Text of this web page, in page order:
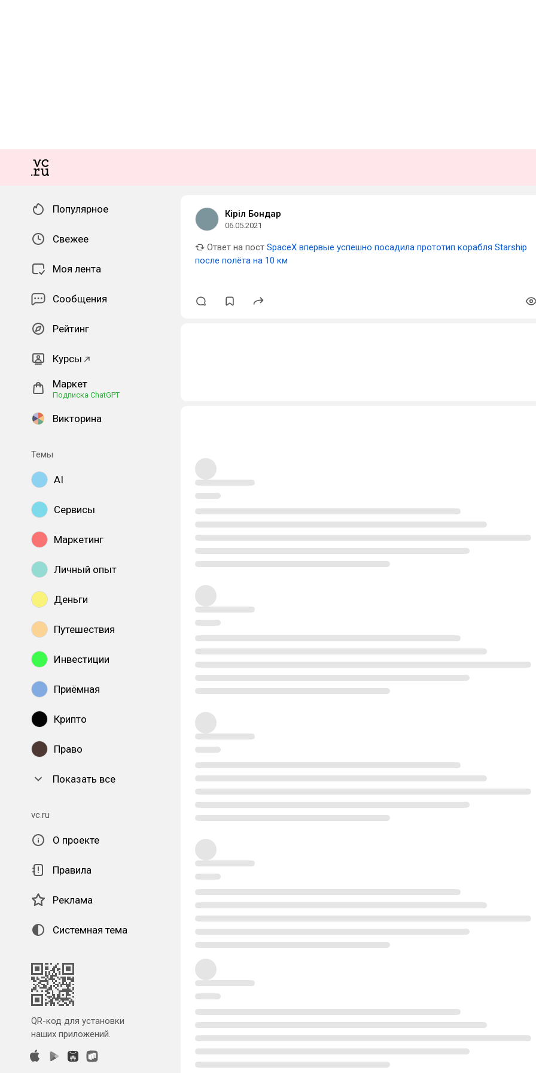
Популярное
Свежее
Моя лента
Сообщения
Рейтинг
Курсы
Маркет
Подписка ChatGPT
Викторина
Темы
AI
Сервисы
Маркетинг
Личный опыт
Деньги
Путешествия
Инвестиции
Приёмная
Крипто
Право
Показать все
vc.ru
О проекте
Правила
Реклама
Системная тема
QR-код для установки
наших приложений.
Кіріл Бондар
06.05.2021
Ответ на пост SpaceX впервые успешно посадила прототип корабля Starship
после полёта на 10 км